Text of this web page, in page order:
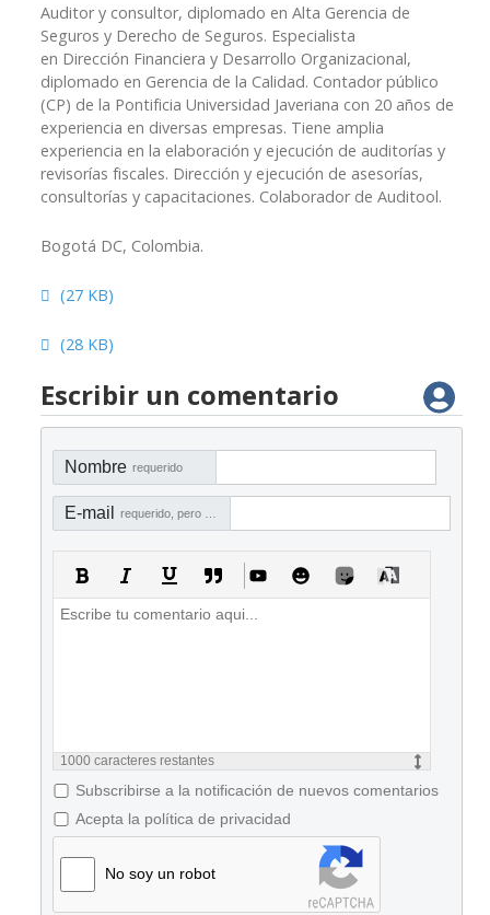
Auditor y consultor, diplomado en Alta Gerencia de
Seguros y Derecho de Seguros. Especialista
en Dirección Financiera y Desarrollo Organizacional,
diplomado en Gerencia de la Calidad. Contador público
(CP) de la Pontificia Universidad Javeriana con 20 años de
experiencia en diversas empresas. Tiene amplia
experiencia en la elaboración y ejecución de auditorías y
revisorías fiscales. Dirección y ejecución de asesorías,
consultorías y capacitaciones. Colaborador de Auditool.
Bogotá DC, Colombia.
spreadsheet
(27 KB)
spreadsheet
(28 KB)
Escribir un comentario
Nombre requerido
E-mail
1000 caracteres restantes
Subscribirse a la notificación de nuevos comentarios
Acepta la política de privacidad
No soy un robot